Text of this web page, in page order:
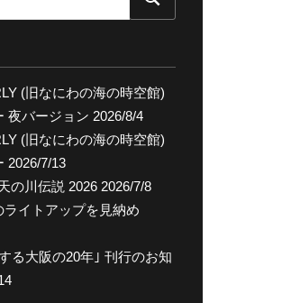
検
(旧なにわの海の時空館)
夜バージョン 2026/8/4
(旧なにわの海の時空館)
2026/7/13
の川伝説 2026 2026/7/8
ライトアップを見納め
る大阪の20年｣ 刊行のお知